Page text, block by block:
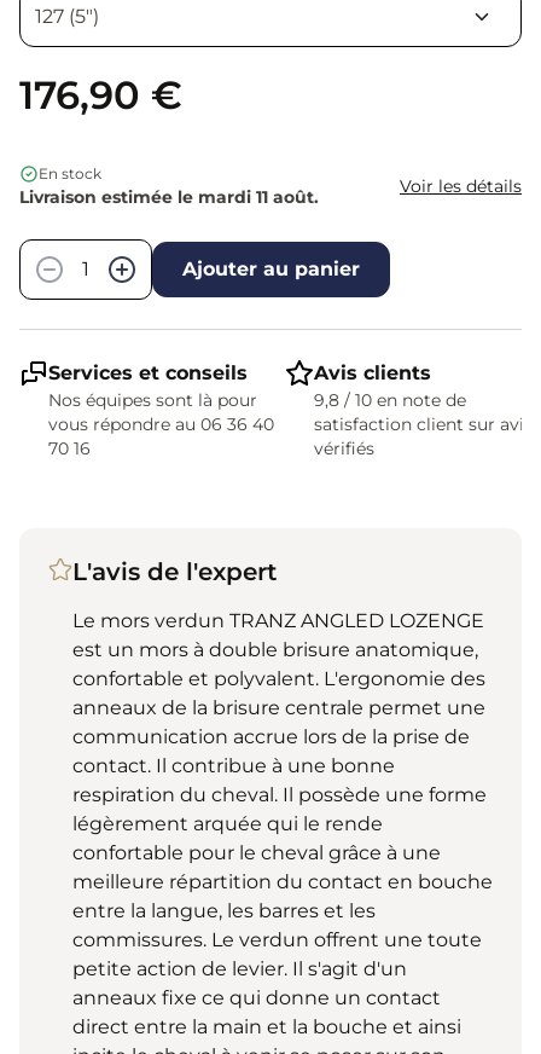
176,90 €
En stock
Livraison estimée le mardi 11 août. Voir les détails
−
+ Ajouter au panier
Services et conseils
Nos équipes sont là pour
vous répondre au 06 36 40
70 16
Avis clients
9,8 / 10 en note de
satisfaction client sur avis
vérifiés
L'avis de l'expert
Le mors verdun TRANZ ANGLED LOZENGE
est un mors à double brisure anatomique,
confortable et polyvalent. L'ergonomie des
anneaux de la brisure centrale permet une
communication accrue lors de la prise de
contact. Il contribue à une bonne
respiration du cheval. Il possède une forme
légèrement arquée qui le rende
confortable pour le cheval grâce à une
meilleure répartition du contact en bouche
entre la langue, les barres et les
commissures. Le verdun offrent une toute
petite action de levier. Il s'agit d'un
anneaux fixe ce qui donne un contact
direct entre la main et la bouche et ainsi